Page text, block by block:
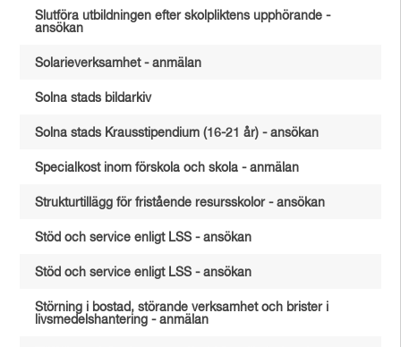
Slutföra utbildningen efter skolpliktens upphörande -
ansökan
Solarieverksamhet - anmälan
Solna stads bildarkiv
Solna stads Krausstipendium (16-21 år) - ansökan
Specialkost inom förskola och skola - anmälan
Strukturtillägg för fristående resursskolor - ansökan
Stöd och service enligt LSS - ansökan
Stöd och service enligt LSS - ansökan
Störning i bostad, störande verksamhet och brister i
livsmedelshantering - anmälan